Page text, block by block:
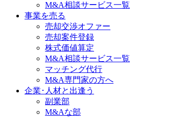
M&A相談サービス一覧
事業を売る
売却交渉オファー
売却案件登録
株式価値算定
M&A相談サービス一覧
マッチング代行
M&A専門家の方へ
企業･人材と出逢う
副業部
M&Aな部